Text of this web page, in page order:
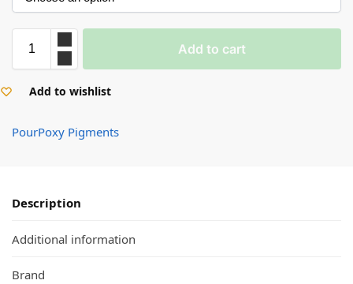
Add to cart
Add to wishlist
PourPoxy Pigments
Description
Additional information
Brand